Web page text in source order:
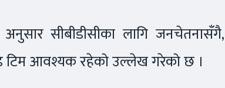
अनुसार सीबीडीसीका लागि जनचेतनासँगै,
टिम आवश्यक रहेको उल्लेख गरेको छ ।